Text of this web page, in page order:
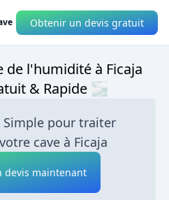
Obtenir un devis gratuit
de l'humidité à Ficaja
& Rapide 🌫
Simple pour traiter
cave à Ficaja
devis maintenant